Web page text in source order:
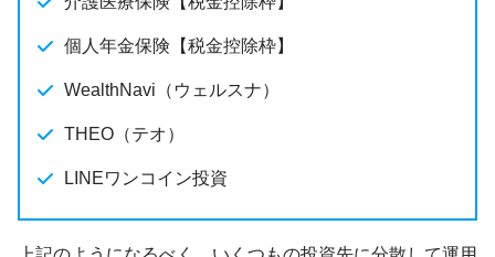
個人年金保険【税金控除枠】
WealthNavi（ウェルスナ）
THEO（テオ）
LINEワンコイン投資